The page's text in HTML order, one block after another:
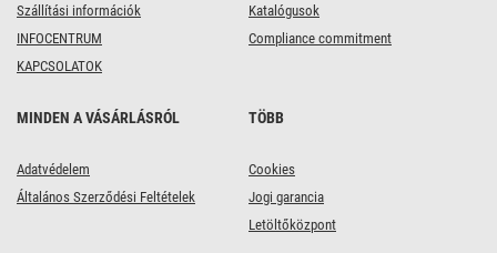
Szállítási információk
INFOCENTRUM
KAPCSOLATOK
Katalógusok
Compliance commitment
MINDEN A VÁSÁRLÁSRÓL
Adatvédelem
Általános Szerződési Feltételek
TÖBB
Cookies
Jogi garancia
Letöltőközpont